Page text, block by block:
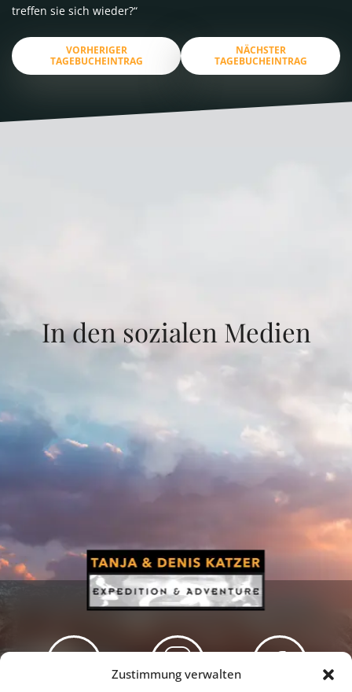
Zustimmung verwalten
treffen sie sich wieder?“
VORHERIGER
TAGEBUCHEINTRAG
NÄCHSTER
TAGEBUCHEINTRAG
In den sozialen Medien